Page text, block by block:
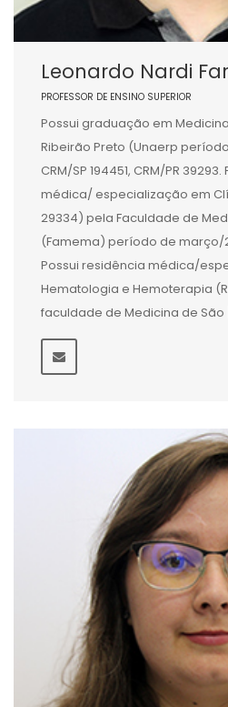
Leonardo Nardi
PROFESSOR DE ENSINO SUPERIOR
Possui graduação em
Ribeirão Preto (Unaerp período
CRM/SP 194451, CRM/PR
médica/ especialização em
29334) pela Faculdade de
(Famema) período de março/
Possui residência médica/
Hematologia e Hemoterapia
faculdade de Medicina de São